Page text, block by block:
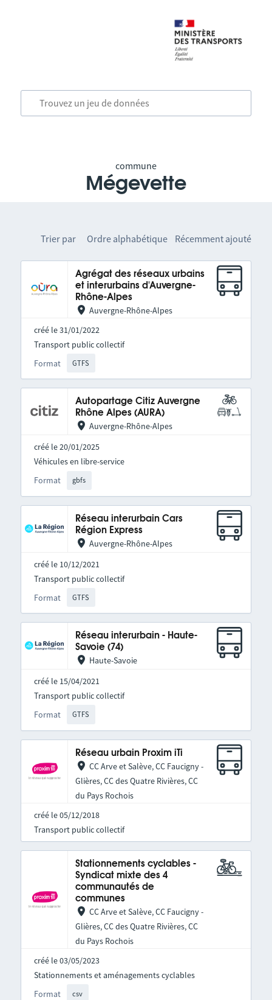
commune
Mégevette
Trier par Ordre alphabétique Récemment ajouté
Agrégat des réseaux urbains
et interurbains d'Auvergne-
Rhône-Alpes
Auvergne-Rhône-Alpes
créé le 31/01/2022
Format GTFS
Transport public collectif
Autopartage Citiz Auvergne
Rhône Alpes (AURA)
Auvergne-Rhône-Alpes
créé le 20/01/2025
Format gbfs
Véhicules en libre-service
Réseau interurbain Cars
Région Express
Auvergne-Rhône-Alpes
créé le 10/12/2021
Format GTFS
Transport public collectif
Réseau interurbain - Haute-
Savoie (74)
Haute-Savoie
créé le 15/04/2021
Format GTFS
Transport public collectif
Réseau urbain Proxim iTi
CC Arve et Salève, CC Faucigny -
Glières, CC des Quatre Rivières, CC
du Pays Rochois
créé le 05/12/2018
Transport public collectif
Stationnements cyclables -
Syndicat mixte des 4
communautés de
communes
CC Arve et Salève, CC Faucigny -
Glières, CC des Quatre Rivières, CC
du Pays Rochois
créé le 03/05/2023
Format csv
Stationnements et aménagements cyclables